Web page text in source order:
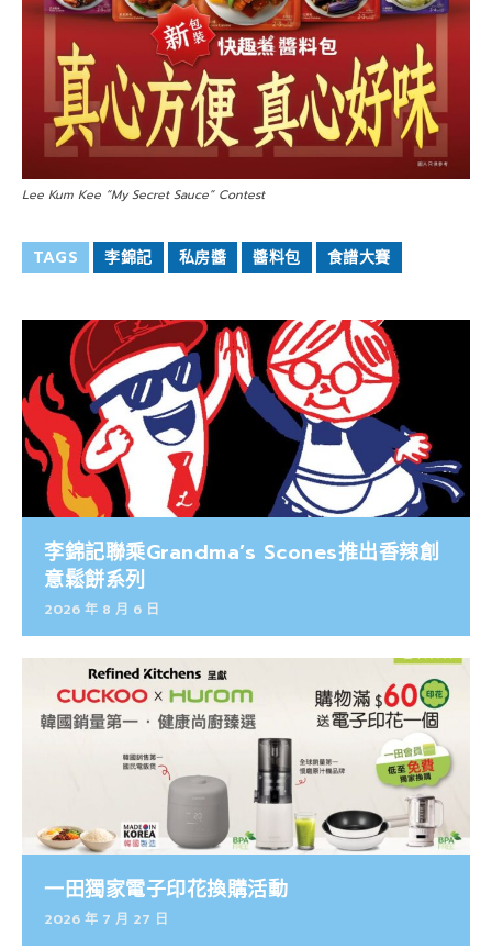
Lee Kum Kee “My Secret Sauce” Contest
TAGS 李錦記 私房醬 醬料包 食譜大賽
李錦記聯乘Grandma’s Scones推出香辣創
意鬆餅系列
2026 年 8 月 6 日
一田獨家電子印花換購活動
2026 年 7 月 27 日